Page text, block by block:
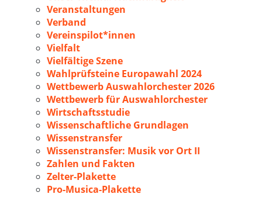
Veranstaltungen
Verband
Vereinspilot*innen
Vielfalt
Vielfältige Szene
Wahlprüfsteine Europawahl 2024
Wettbewerb Auswahlorchester 2026
Wettbewerb für Auswahlorchester
Wirtschaftsstudie
Wissenschaftliche Grundlagen
Wissenstransfer
Wissenstransfer: Musik vor Ort II
Zahlen und Fakten
Zelter-Plakette
Pro-Musica-Plakette